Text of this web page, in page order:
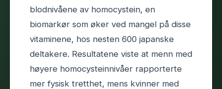
blodnivåene av homocystein, en
biomarkør som øker ved mangel på disse
vitaminene, hos nesten 600 japanske
deltakere. Resultatene viste at menn med
høyere homocysteinnivåer rapporterte
mer fysisk tretthet, mens kvinner med